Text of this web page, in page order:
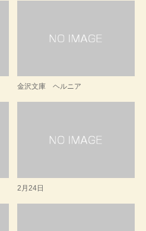
金沢文庫 ヘルニア
2月24日